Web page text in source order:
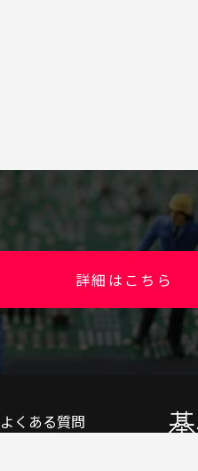
詳細はこちら
よくある質問